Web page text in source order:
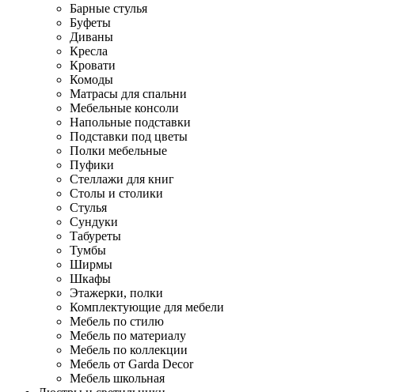
Барные стулья
Буфеты
Диваны
Кресла
Кровати
Комоды
Матрасы для спальни
Мебельные консоли
Напольные подставки
Подставки под цветы
Полки мебельные
Пуфики
Стеллажи для книг
Столы и столики
Стулья
Сундуки
Табуреты
Тумбы
Ширмы
Шкафы
Этажерки, полки
Комплектующие для мебели
Мебель по стилю
Мебель по материалу
Мебель по коллекции
Мебель от Garda Decor
Мебель школьная